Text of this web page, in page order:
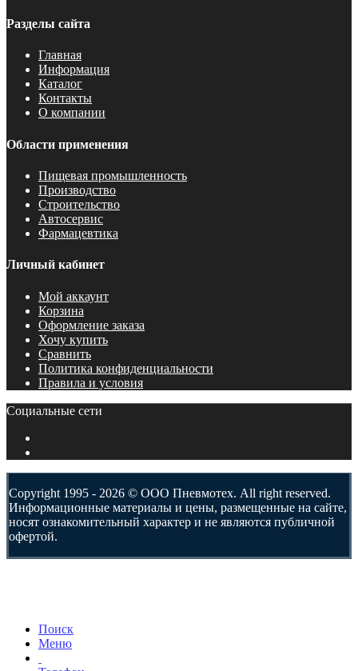
Разделы сайта
Главная
Информация
Каталог
Контакты
О компании
Области применения
Пищевая промышленность
Производство
Строительство
Автосервис
Фармацевтика
Личный кабинет
Мой аккаунт
Корзина
Оформление заказа
Хочу купить
Сравнить
Политика конфиденциальности
Правила и условия
Социальные сети
Copyright 1995 - 2026 © ООО Пневмотех. All right reserved.
Информационные материалы и цены, размещенные на сайте,
носят ознакомительный характер и не являются публичной
офертой.
Поиск
Меню